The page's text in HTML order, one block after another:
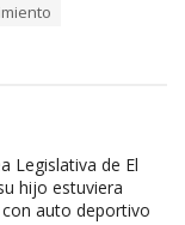
Legislativa de El
hijo estuviera
auto deportivo